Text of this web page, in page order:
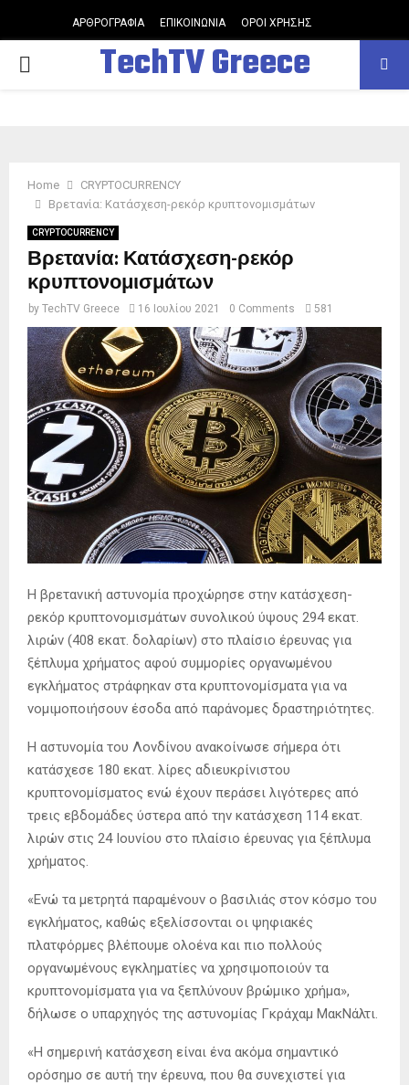
ΑΡΘΡΟΓΡΑΦΙΑ ΕΠΙΚΟΙΝΩΝΙΑ ΟΡΟΙ ΧΡΗΣΗΣ
PRIMARYTechTV Greece
Home
CRYPTOCURRENCY
Βρετανία: Κατάσχεση-ρεκόρ κρυπτονομισμάτων
CRYPTOCURRENCY
Βρετανία: Κατάσχεση-ρεκόρ
κρυπτονομισμάτων
by TechTV Greece 16 Ιουλίου 2021 0 Comments 581
Η βρετανική αστυνομία προχώρησε στην κατάσχεση-
ρεκόρ κρυπτονομισμάτων συνολικού ύψους 294 εκατ.
λιρών (408 εκατ. δολαρίων) στο πλαίσιο έρευνας για
ξέπλυμα χρήματος αφού συμμορίες οργανωμένου
εγκλήματος στράφηκαν στα κρυπτονομίσματα για να
νομιμοποιήσουν έσοδα από παράνομες δραστηριότητες.
Η αστυνομία του Λονδίνου ανακοίνωσε σήμερα ότι
κατάσχεσε 180 εκατ. λίρες αδιευκρίνιστου
κρυπτονομίσματος ενώ έχουν περάσει λιγότερες από
τρεις εβδομάδες ύστερα από την κατάσχεση 114 εκατ.
λιρών στις 24 Ιουνίου στο πλαίσιο έρευνας για ξέπλυμα
χρήματος.
«Ενώ τα μετρητά παραμένουν ο βασιλιάς στον κόσμο του
εγκλήματος, καθώς εξελίσσονται οι ψηφιακές
πλατφόρμες βλέπουμε ολοένα και πιο πολλούς
οργανωμένους εγκληματίες να χρησιμοποιούν τα
κρυπτονομίσματα για να ξεπλύνουν βρώμικο χρήμα»,
δήλωσε ο υπαρχηγός της αστυνομίας Γκράχαμ ΜακΝάλτι.
«Η σημερινή κατάσχεση είναι ένα ακόμα σημαντικό
ορόσημο σε αυτή την έρευνα, που θα συνεχιστεί για